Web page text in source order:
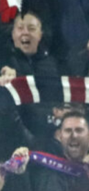
Asse
der Brempt nel
7 Agosto 2026
Il futuro
Spezia
Esposito